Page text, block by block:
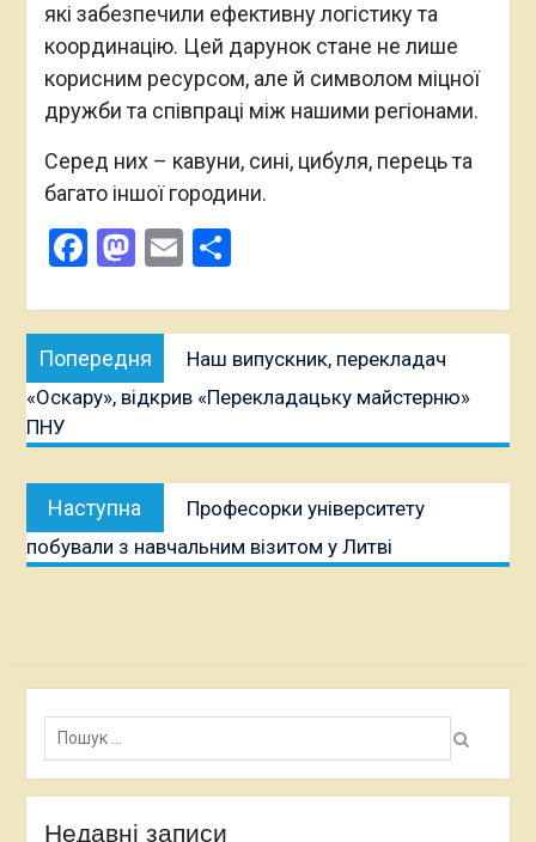
які забезпечили ефективну логістику та
координацію. Цей дарунок стане не лише
корисним ресурсом, але й символом міцної
дружби та співпраці між нашими регіонами.
Серед них – кавуни, сині, цибуля, перець та
багато іншої городини.
Facebook
Mastodon
EmailПоділитися
Навігація
записів
Попередня
публікація:
Наш випускник, перекладач
«Оскару», відкрив «Перекладацьку майстерню»
ПНУ
Наступна
Наступна
публікація:
Професорки університету
побували з навчальним візитом у Литві
Пошук:
Недавні записи